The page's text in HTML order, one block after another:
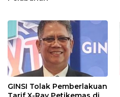
GINSI Tolak Pemberlakuan